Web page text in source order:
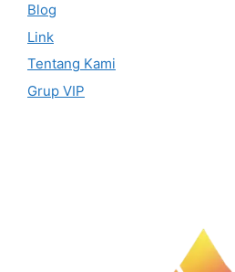
Blog
Link
Tentang Kami
Grup VIP